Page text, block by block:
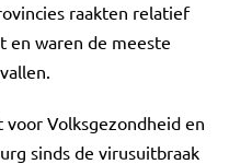
raakten relatief
en waren de meeste
Volksgezondheid en
sinds de virusuitbraak